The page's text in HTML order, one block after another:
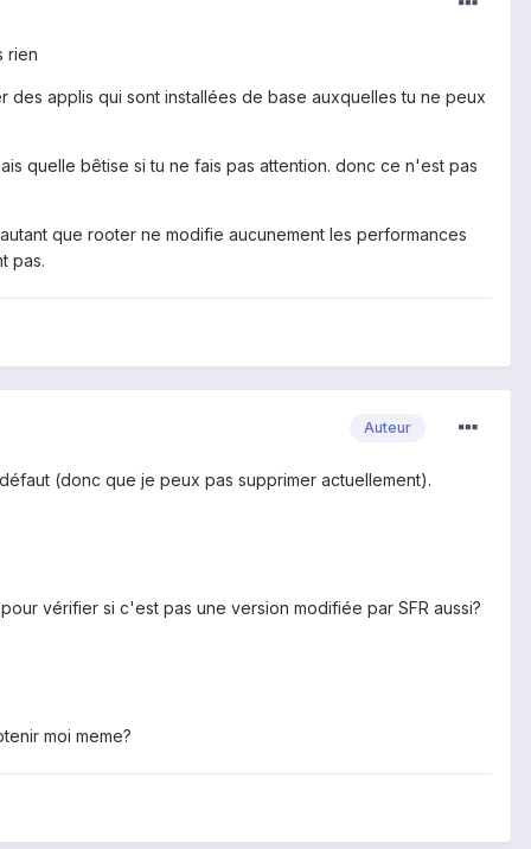
rien
des applis qui sont installées de base auxquelles tu ne peux
quelle bêtise si tu ne fais pas attention. donc ce n'est pas
que rooter ne modifie aucunement les performances
pas.
Auteur
(donc que je peux pas supprimer actuellement).
vérifier si c'est pas une version modifiée par SFR aussi?
moi meme?